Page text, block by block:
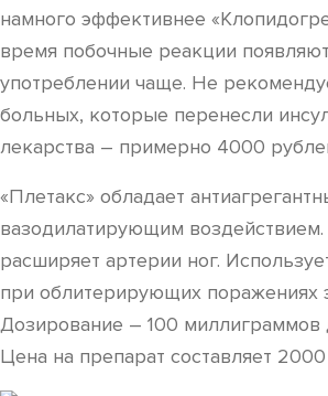
намного эффективнее
время побочные реакции
употреблении чаще. Не
больных, которые перенесли
лекарства – примерно 4000
«Плетакс» обладает
вазодилатирующим
расширяет артерии ног.
при облитерирующих поражениях
Дозирование – 100 миллиграммов
Цена на препарат составляет